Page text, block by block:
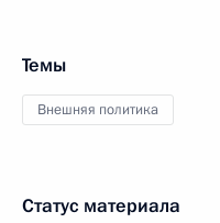
Темы
Внешняя политика
Статус материала